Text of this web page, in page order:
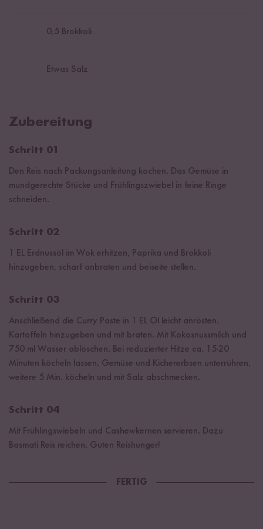
0,5 Brokkoli
Etwas Salz
Zubereitung
Schritt 01
Den Reis nach Packungsanleitung kochen. Das Gemüse in
mundgerechte Stücke und Frühlingszwiebel in feine Ringe
schneiden.
Schritt 02
1 EL Erdnussöl im Wok erhitzen, Paprika und Brokkoli
hinzugeben, scharf anbraten und beiseite stellen.
Schritt 03
Anschließend die Curry Paste in 1 EL Öl leicht anrösten.
Kartoffeln hinzugeben und mit braten. Mit Kokosnussmilch und
750 ml Wasser ablöschen. Bei reduzierter Hitze ca. 15-20
Minuten köcheln lassen. Gemüse und Kichererbsen unterrühren,
weitere 5 Min. köcheln und mit Salz abschmecken.
Schritt 04
Mit Frühlingswiebeln und Cashewkernen servieren. Dazu
Basmati Reis reichen. Guten Reishunger!
FERTIG